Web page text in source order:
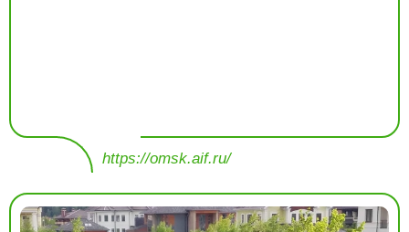
https://omsk.aif.ru/